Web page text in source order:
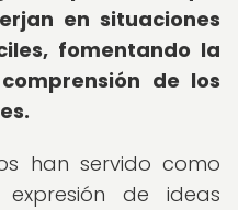
en situaciones
fomentando la
de los
han servido como
de ideas